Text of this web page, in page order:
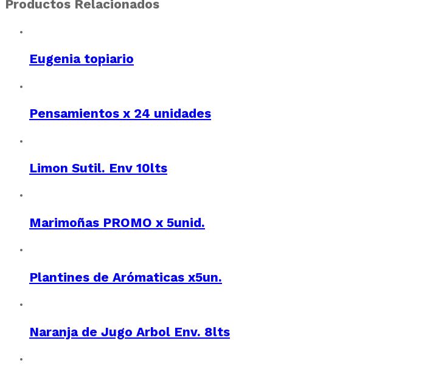
Productos Relacionados
Eugenia topiario
Pensamientos x 24 unidades
Limon Sutil. Env 10lts
Marimoñas PROMO x 5unid.
Plantines de Arómaticas x5un.
Naranja de Jugo Arbol Env. 8lts